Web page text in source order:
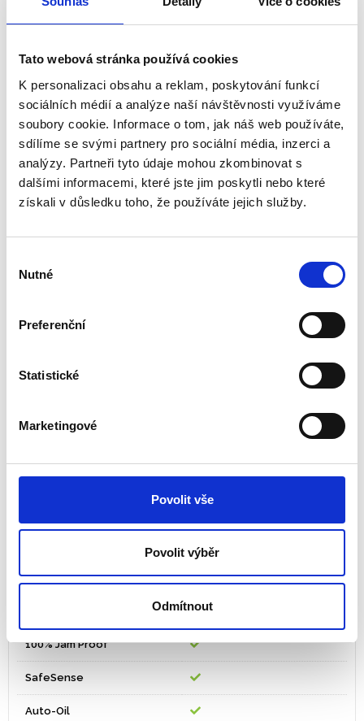
Tato webová stránka používá cookies
K personalizaci obsahu a reklam, poskytování funkcí
sociálních médií a analýze naší návštěvnosti využíváme
soubory cookie. Informace o tom, jak náš web používáte,
sdílíme se svými partnery pro sociální média, inzerci a
analýzy. Partneři tyto údaje mohou zkombinovat s
dalšími informacemi, které jste jim poskytli nebo které
získali v důsledku toho, že používáte jejich služby.
souhlasu
Nutné
Preferenční
Statistické
Marketingové
Povolit vše
Povolit výběr
Odmítnout
32
Rozměr řezu v mm 4 x 30
dokumenty
P4
Bezpečnostní stupeň podle
DIN
Bezpečnostní stupeň DIN
O-3
Kapacita koše (L)
Skartuje svorky
Skartuje CD/DVD
Oddělené nože na ničení CD
100% Jam Proof
SafeSense
Auto-Oil